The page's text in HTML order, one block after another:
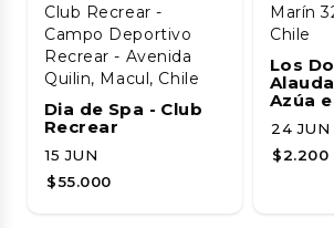
Club Recrear -
Campo Deportivo
Recrear - Avenida
Quilin, Macul, Chile
Dia de Spa - Club
Recrear
15 JUN
$55.000
Marín
Chile
Los
Azúa
24 JUN
$2.200